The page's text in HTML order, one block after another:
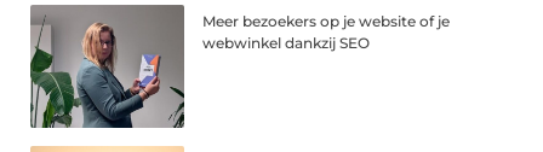
Meer bezoekers op je website of je
webwinkel dankzij SEO